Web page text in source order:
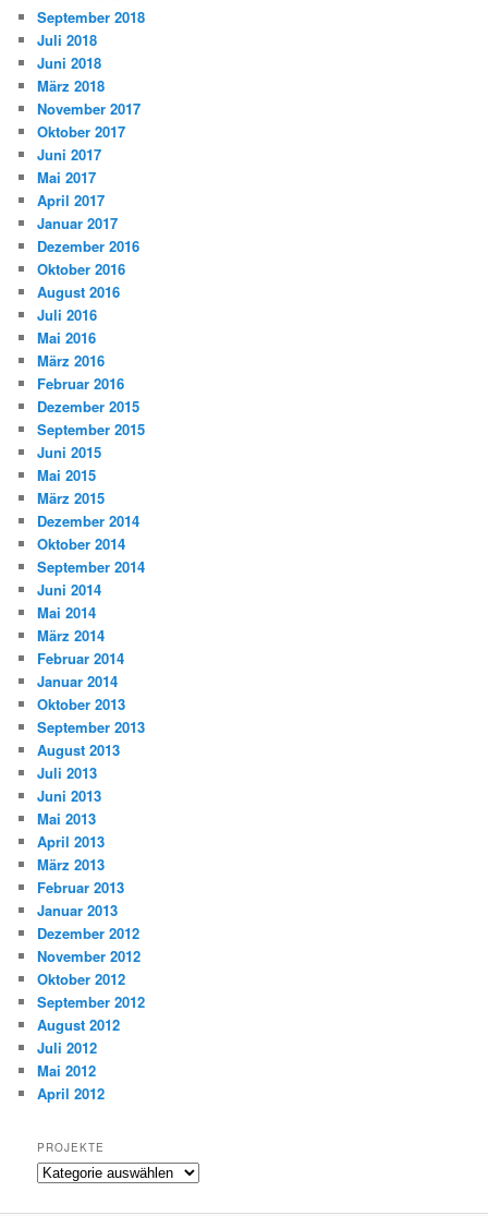
September 2018
Juli 2018
Juni 2018
März 2018
November 2017
Oktober 2017
Juni 2017
Mai 2017
April 2017
Januar 2017
Dezember 2016
Oktober 2016
August 2016
Juli 2016
Mai 2016
März 2016
Februar 2016
Dezember 2015
September 2015
Juni 2015
Mai 2015
März 2015
Dezember 2014
Oktober 2014
September 2014
Juni 2014
Mai 2014
März 2014
Februar 2014
Januar 2014
Oktober 2013
September 2013
August 2013
Juli 2013
Juni 2013
Mai 2013
April 2013
März 2013
Februar 2013
Januar 2013
Dezember 2012
November 2012
Oktober 2012
September 2012
August 2012
Juli 2012
Mai 2012
April 2012
PROJEKTE
Projekte